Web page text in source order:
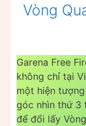
Vòng
Garena Free
không chỉ tại
một hiện
góc nhìn thứ 3
để đổi lấy